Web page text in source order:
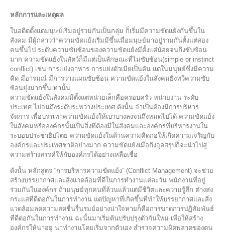
หลักการและเหตุผล
ในอดีตตั้งแต่มนุษย์เริ่มอยู่รวมกันเป็นกลุ่ม ก็เริ่มมีความขัดแย้งกันขึ้นใน
สังคม มีผู้กล่าวว่าความขัดแย้งเริ่มมีขึ้นเมื่อมนุษย์มาอยู่รวมกันตั้งแต่สอง
คนขึ้นไป ระดับความซับซ้อนของความขัดแย้งมีตั้งแต่น้อยจนถึงซับซ้อน
มาก ความขัดแย้งในสัตว์ก็มีแต่เป็นลักษณะที่ไม่ซับซ้อน(simple or instinct
conflict) เช่น การแย่งอาหาร การแย่งตัวเมียเป็นต้น แต่ในมนุษย์ซึ่งมีความ
คิด มีอารมณ์ มีการวางแผนซับซ้อน ความขัดแย้งในสังคมยิ่งทวีความซับ
ซ้อนยุ่งมากขึ้นเท่านั้น
ความขัดแย้งในสังคมมีตั้งแต่หน่วยเล็กคือครอบครัว หน่วยงาน ระดับ
ประเทศ ไปจนถึงระดับระหว่างประเทศ ดังนั้น จำเป็นต้องมีการบริหาร
จัดการ เพื่อบรรเทาความขัดแย้งให้เบาบางลงจนถึงหมดไปได้ ความขัดแย้ง
ในสังคมหรือองค์กรนั้นเป็นสิ่งที่ต้องมีในสังคมและองค์กรที่บริหารงานใน
ระบอบประชาธิปไตย ความขัดแย้งในด้านความคิดก่อให้เกิดความเจริญกับ
องค์กรและประเทศชาติอย่างมาก ความขัดแย้งเมื่อถึงจุดสรุปก็จะนำไปสู่
ความสร้างสรรค์ให้กับองค์กรได้อย่างเหลือเชื่อ
ดังนั้น หลักสูตร “การบริหารความขัดแย้ง” (Conflict Management) จะช่วย
สร้างบรรยากาศและสิ่งแวดล้อมที่ดีในการทำงานแต่ละวัน พนักงานที่อยู่
ร่วมกันในองค์กร ถ้ามนุษย์ทุกคนที่ล้วนแล้วแต่มีชีวิตและความรู้สึก ต่างส่ง
กระแสที่ดีต่อกันในการทำงาน แต่ปัญหาที่เกิดขึ้นที่ทำให้บรรยากาศและสิ่ง
แวดล้อมลดความสดชื่นรื่นรมย์อย่างน่าใจหายก็คือการขาดการปฏิสัมพันธ์
ที่ดีต่อกันในการทำงาน ฉะนั้นมาเริ่มต้นปรับปรุงตัวกันใหม่ เพื่อให้สร้าง
องค์กรให้น่าอยู่ น่าทำงานโดยเริ่มจากตัวเอง สำรวจความผิดพลาดของตน